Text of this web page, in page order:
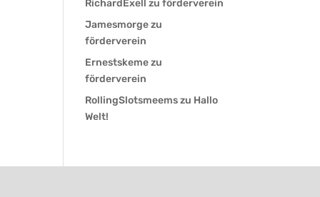
RichardExell zuförderverein
Jamesmorgezu
förderverein
Ernestskemezu
förderverein
RollingSlotsmeemszu Hallo
Welt!